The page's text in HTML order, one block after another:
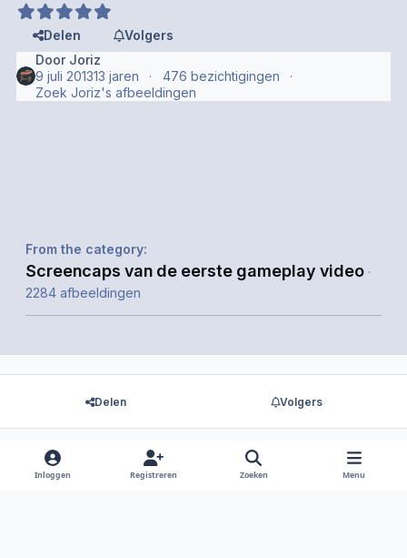
Delen
Volgers
Door Joriz
9 juli 201313 jaren
476 bezichtigingen
Zoek Joriz's afbeeldingen
From the category:
Screencaps van de eerste gameplay video ·
2284 afbeeldingen
Delen Volgers
Er zijn geen reacties om weer te geven.
Inloggen Registreren Zoeken Menu